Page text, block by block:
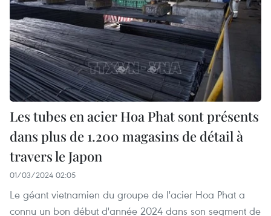
Les tubes en acier Hoa Phat sont présents
dans plus de 1.200 magasins de détail à
travers le Japon
01/03/2024 02:05
Le géant vietnamien du groupe de l'acier Hoa Phat a
connu un bon début d'année 2024 dans son segment de